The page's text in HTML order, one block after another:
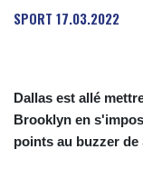
SPORT 17.03.2022
Dallas est allé
Brooklyn en
points au buzzer